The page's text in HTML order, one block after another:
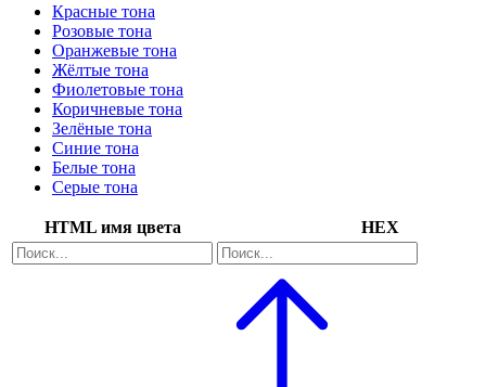
Красные тона
Розовые тона
Оранжевые тона
Жёлтые тона
Фиолетовые тона
Коричневые тона
Зелёные тона
Синие тона
Белые тона
Серые тона
HTML имя цвета HEX